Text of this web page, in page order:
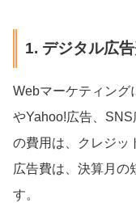
1. デジタル広
Webマーケティング
やYahoo!広告、SNS
の費用は、クレジッ
広告費は、決算月の
す。